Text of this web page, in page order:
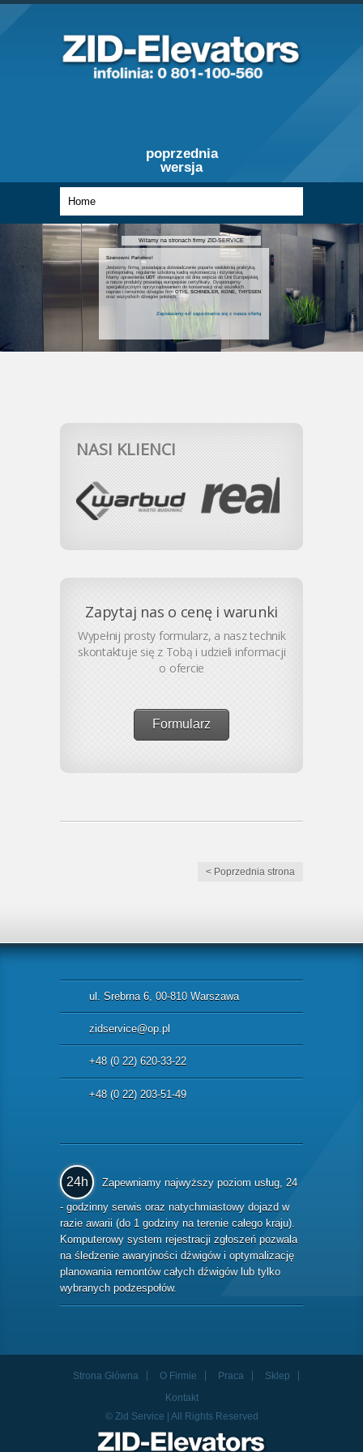
poprzednia
wersja
Witamy na stronach firmy ZID-SERVICE
Szanowni Państwo!
Jesteśmy firmą, posiadającą doświadczenie poparte wieloletnią praktyką,
profesjonalną, regularnie szkoloną kadrą wykonawczą i inżynierską.
Mamy uprawnieniaUDT obowiązujące od dnia wejścia do Unii Europejskiej,
a nasze produkty posiadają europejskie certyfikaty. Dysponujemy
specjalistycznym oprzyrządowaniem do konserwacji oraz wszelkich
napraw i remontów dźwigów firmOTIS, SCHINDLER, KONE, THYSSEN
oraz wszystkich dźwigów polskich.
Zapraszamy od zapoznania się z nasza ofertą
NASI KLIENCI
Zapytaj nas o cenę i warunki
Wypełnij prosty formularz, a nasz technik
skontaktuje się z Tobą i udzieli informacji
o ofercie
Formularz
< Poprzednia strona
ul. Srebrna 6, 00-810 Warszawa
zidservice@op.pl
+48 (0 22) 620-33-22
+48 (0 22) 203-51-49
24h
Zapewniamy najwyższy poziom usług, 24
- godzinny serwis oraz natychmiastowy dojazd w
razie awarii (do 1 godziny na terenie całego kraju).
Komputerowy system rejestracji zgłoszeń pozwala
na śledzenie awaryjności dźwigów i optymalizację
planowania remontów całych dźwigów lub tylko
wybranych podzespołów.
Strona Główna O Firmie Praca
Sklep
Kontakt
© Zid Service | All Rights Reserved